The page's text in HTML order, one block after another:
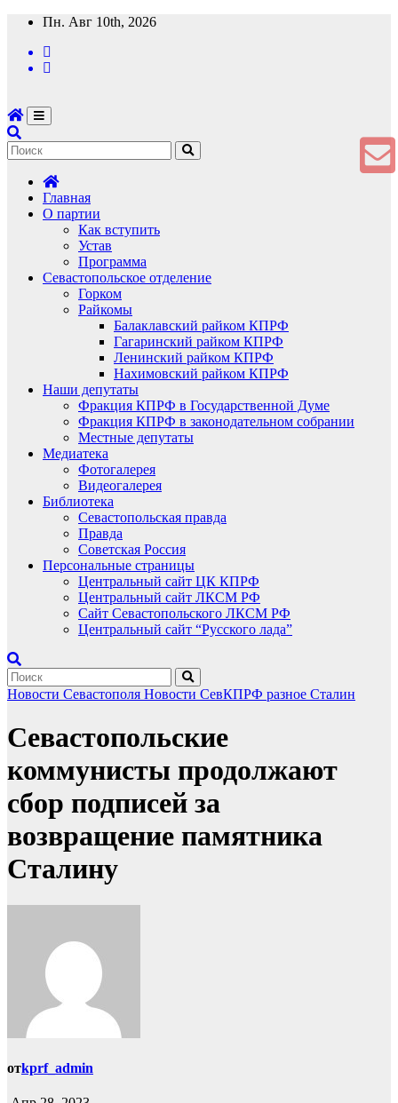
Перейти
содержимому
Пн. Авг 10th, 2026
Главная
О партии
Как вступить
Устав
Программа
Севастопольское отделение
Горком
Райкомы
Балаклавский райком КПРФ
Гагаринский райком КПРФ
Ленинский райком КПРФ
Нахимовский райком КПРФ
Наши депутаты
Фракция КПРФ в Государственной Думе
Фракция КПРФ в законодательном собрании
Местные депутаты
Медиатека
Фотогалерея
Видеогалерея
Библиотека
Севастопольская правда
Правда
Советская Россия
Персональные страницы
Центральный сайт ЦК КПРФ
Центральный сайт ЛКСМ РФ
Сайт Севастопольского ЛКСМ РФ
Центральный сайт “Русского лада”
Новости Севастополя Новости СевКПРФ разное Сталин
Севастопольские
коммунисты продолжают
сбор подписей за
возвращение памятника
Сталину
отkprf_admin